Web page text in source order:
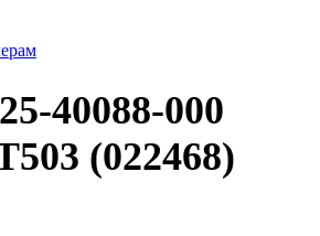
40088-000
(022468)